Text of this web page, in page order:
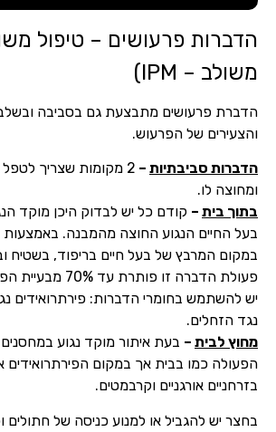
הדברות פרעושים – טיפול
משולב – IPM)
הדברת פרעושים מתבצעת גם בסביבה
והצעירים של הפרעוש.
הדברות סביבתיות –
2 מקומות שצריך
ומחוצה לו.
בתוך בית – קודם כל יש לבדוק היכן מוקד
בעל החיים הנגוע החוצה מהמבנה.
במקום המרבץ של בעל חיים בריפוד, בשטיח
פעולת הדברה זו
נגד הזחלים.
מחוץ לבית – בעת איתור מוקד נגוע
הפעולה כמו בבית אך במקום
בזרחניים אורגניים וקרבמטים.
בחצר יש להגביל או למנוע כניסה של חתולים